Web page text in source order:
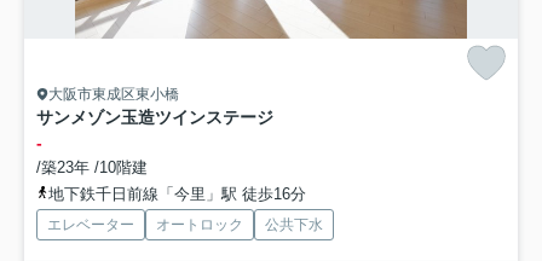
大阪市東成区東小橋
サンメゾン玉造ツインステージ
-
/築23年 /10階建
地下鉄千日前線「今里」駅 徒歩16分
エレベーター オートロック 公共下水